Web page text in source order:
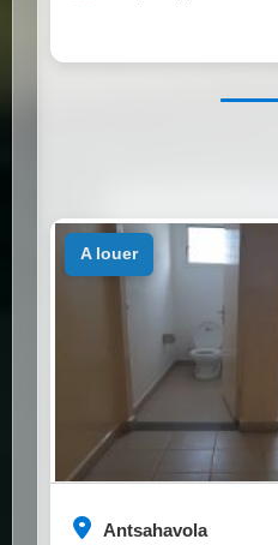
Antsahavola
a louer